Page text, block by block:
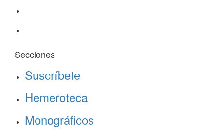
Secciones
Suscríbete
Hemeroteca
Monográficos